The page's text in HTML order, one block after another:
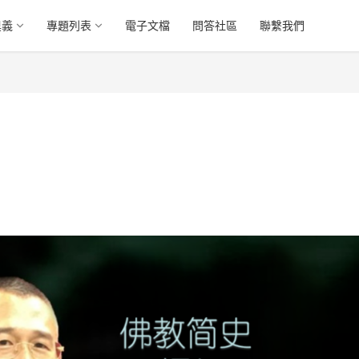
專題列表 電子文檔 問答社區 聯繫我們